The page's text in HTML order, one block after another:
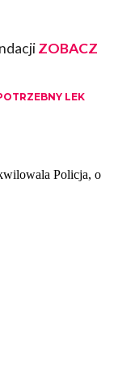
ZOBACZ
LEK